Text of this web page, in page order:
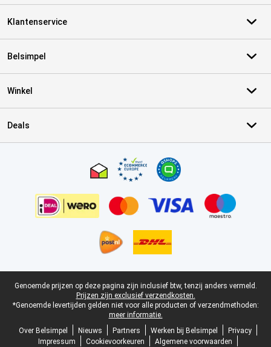
Klantenservice
Belsimpel
Winkel
Deals
Juridische voettekst
Genoemde prijzen op deze pagina zijn inclusief btw, tenzij anders vermeld.
Prijzen zijn exclusief verzendkosten.
*Genoemde levertijden gelden niet voor alle producten of verzendmethoden:
meer informatie.
Over Belsimpel
Nieuws Partners Werken bij Belsimpel
Privacy
Impressum
Cookievoorkeuren
Algemene voorwaarden